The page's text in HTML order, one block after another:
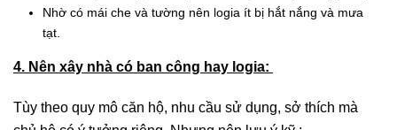
Nhờ có mái che và tường nên logia ít bị hắt nắng và mưa
tạt.
4. Nên xây nhà có ban công hay logia:
Tùy theo quy mô căn hộ, nhu cầu sử dụng, sở thích mà